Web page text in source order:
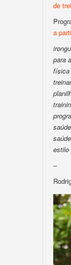
de
a
para
física
estilo
–